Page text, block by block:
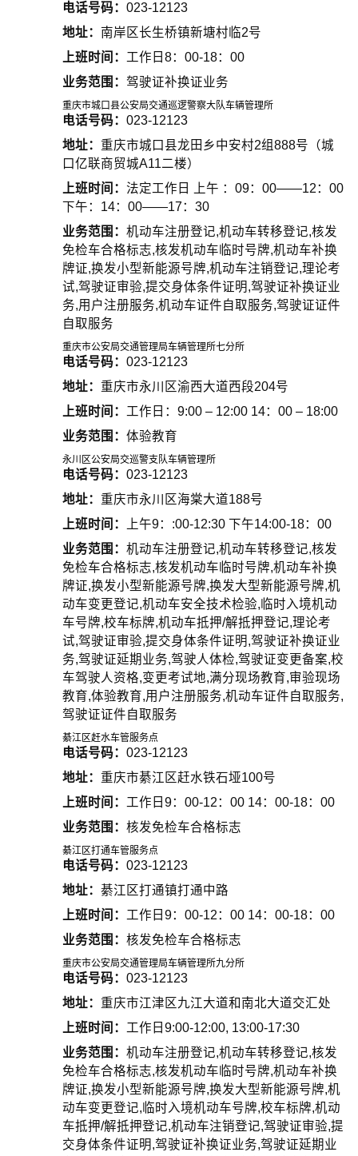
电话号码： 023-12123
地址： 南岸区长生桥镇新塘村临2号
上班时间： 工作日8：00-18：00
业务范围： 驾驶证补换证业务
重庆市城口县公安局交通巡逻警察大队车辆管理所
电话号码： 023-12123
地址： 重庆市城口县龙田乡中安村2组888号（城
口亿联商贸城A11二楼）
上班时间： 法定工作日 上午 ：09：00——12：00
下午：14：00——17：30
业务范围： 机动车注册登记,机动车转移登记,核发
免检车合格标志,核发机动车临时号牌,机动车补换
牌证,换发小型新能源号牌,机动车注销登记,理论考
试,驾驶证审验,提交身体条件证明,驾驶证补换证业
务,用户注册服务,机动车证件自取服务,驾驶证证件
自取服务
重庆市公安局交通管理局车辆管理所七分所
电话号码： 023-12123
地址： 重庆市永川区渝西大道西段204号
上班时间： 工作日：9:00 – 12:00 14：00 – 18:00
业务范围： 体验教育
永川区公安局交巡警支队车辆管理所
电话号码： 023-12123
地址： 重庆市永川区海棠大道188号
上班时间：
上午9：:00-12:30 下午14:00-18：00
业务范围： 机动车注册登记,机动车转移登记,核发
免检车合格标志,核发机动车临时号牌,机动车补换
牌证,换发小型新能源号牌,换发大型新能源号牌,机
动车变更登记,机动车安全技术检验,临时入境机动
车号牌,校车标牌,机动车抵押/解抵押登记,理论考
试,驾驶证审验,提交身体条件证明,驾驶证补换证业
务,驾驶证延期业务,驾驶人体检,驾驶证变更备案,校
车驾驶人资格,变更考试地,满分现场教育,审验现场
教育,体验教育,用户注册服务,机动车证件自取服务,
驾驶证证件自取服务
綦江区赶水车管服务点
电话号码： 023-12123
地址： 重庆市綦江区赶水铁石垭100号
上班时间： 工作日9：00-12：00 14：00-18：00
业务范围： 核发免检车合格标志
綦江区打通车管服务点
电话号码： 023-12123
地址： 綦江区打通镇打通中路
上班时间： 工作日9：00-12：00 14：00-18：00
业务范围： 核发免检车合格标志
重庆市公安局交通管理局车辆管理所九分所
电话号码： 023-12123
地址： 重庆市江津区九江大道和南北大道交汇处
上班时间： 工作日9:00-12:00, 13:00-17:30
业务范围： 机动车注册登记,机动车转移登记,核发
免检车合格标志,核发机动车临时号牌,机动车补换
牌证,换发小型新能源号牌,换发大型新能源号牌,机
动车变更登记,临时入境机动车号牌,校车标牌,机动
车抵押/解抵押登记,机动车注销登记,驾驶证审验,提
交身体条件证明,驾驶证补换证业务,驾驶证延期业